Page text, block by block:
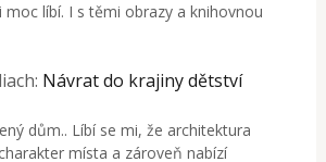
moc líbí. I s těmi obrazy a knihovnou
: Návrat do krajiny dětství
dům.. Líbí se mi, že architektura
místa a zároveň nabízí